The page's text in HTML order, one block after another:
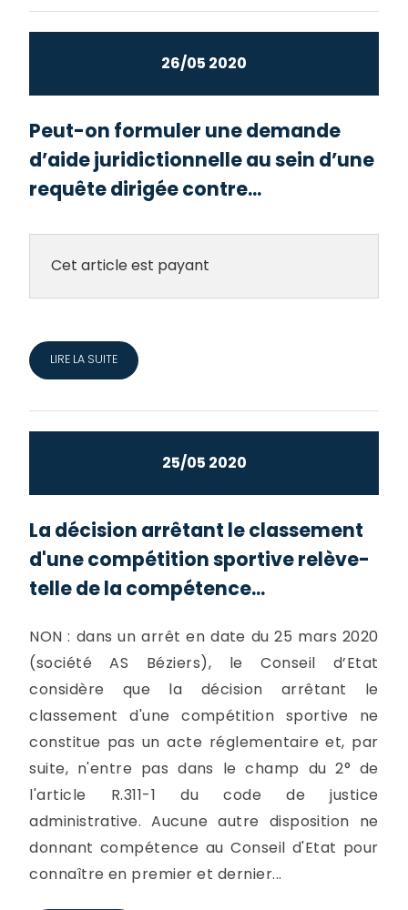
26/05 2020
Peut-on formuler une demande
d’aide juridictionnelle au sein d’une
requête dirigée contre...
Cet article est payant
LIRE LA SUITE
25/05 2020
La décision arrêtant le classement
d'une compétition sportive relève-
telle de la compétence...
NON : dans un arrêt en date du 25 mars 2020
(société AS Béziers), le Conseil d’Etat
considère que la décision arrêtant le
classement d'une compétition sportive ne
constitue pas un acte réglementaire et, par
suite, n'entre pas dans le champ du 2° de
l'article R.311-1 du code de justice
administrative. Aucune autre disposition ne
donnant compétence au Conseil d'Etat pour
connaître en premier et dernier...